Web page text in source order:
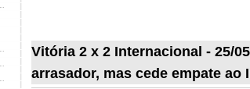
Vitória 2 x 2 Internacional - 25/
arrasador, mas cede empate ao